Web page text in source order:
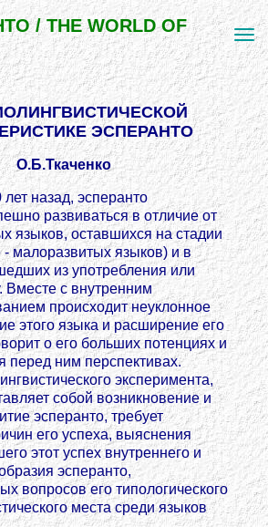
/ THE WORLD OF
ЭСПЕРАНТО
О.Б.Ткаченко
назад, эсперанто
развиваться в отличие от
языков, оставшихся на стадии
- малоразвитых языков) и в
из употребления или
Вместе с внутренним
происходит неуклонное
этого языка и расширение его
о его больших потенциях и
перед ним перспективах.
эксперимента,
собой возникновение и
эсперанто, требует
его успеха, выяснения
этот успех внутреннего и
эсперанто,
вопросов его типологического
места среди языков